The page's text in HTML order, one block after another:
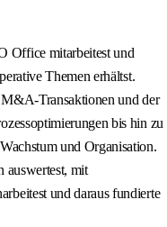
Office mitarbeitest und
Themen erhältst.
Transaktionen und der
bis hin zu
und Organisation.
auswertest, mit
und daraus fundierte